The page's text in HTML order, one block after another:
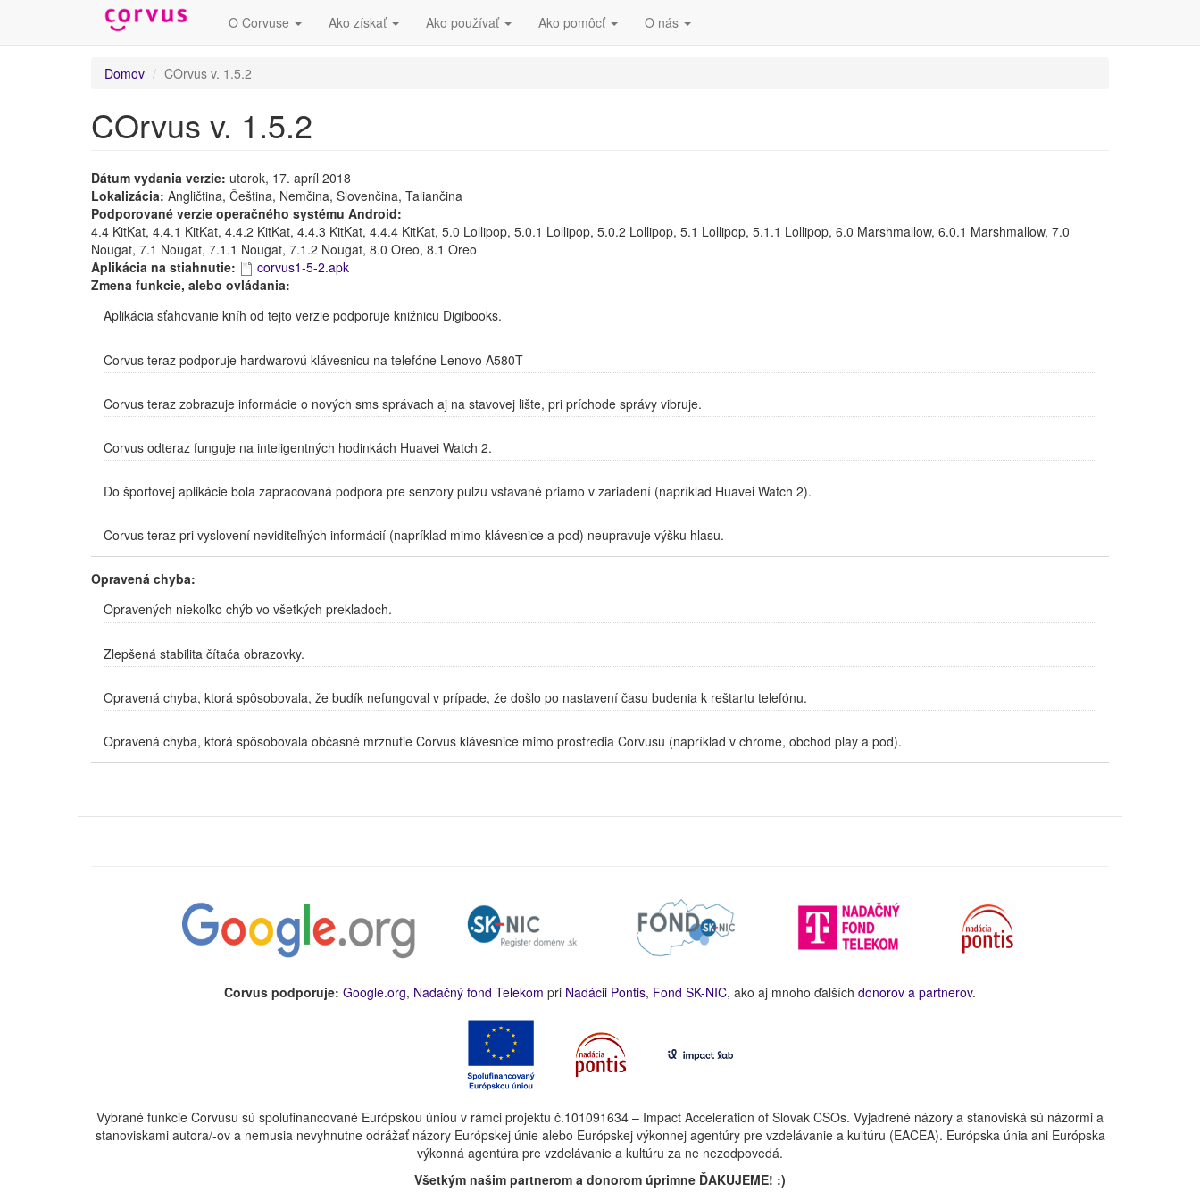
O Corvuse Ako získať Ako používať Ako pomôcť O nás
Domov COrvus v. 1.5.2
COrvus v. 1.5.2
Dátum vydania verzie: utorok, 17. apríl 2018
Lokalizácia: Angličtina, Čeština, Nemčina, Slovenčina, Taliančina
Podporované verzie operačného systému Android:
4.4 KitKat, 4.4.1 KitKat, 4.4.2 KitKat, 4.4.3 KitKat, 4.4.4 KitKat, 5.0 Lollipop, 5.0.1 Lollipop, 5.0.2 Lollipop, 5.1 Lollipop, 5.1.1 Lollipop, 6.0 Marshmallow, 6.0.1 Marshmallow, 7.0
Nougat, 7.1 Nougat, 7.1.1 Nougat, 7.1.2 Nougat, 8.0 Oreo, 8.1 Oreo
Aplikácia na stiahnutie:
corvus1-5-2.apk
Zmena funkcie, alebo ovládania:
Aplikácia sťahovanie kníh od tejto verzie podporuje knižnicu Digibooks.
Corvus teraz podporuje hardwarovú klávesnicu na telefóne Lenovo A580T
Corvus teraz zobrazuje informácie o nových sms správach aj na stavovej lište, pri príchode správy vibruje.
Corvus odteraz funguje na inteligentných hodinkách Huavei Watch 2.
Do športovej aplikácie bola zapracovaná podpora pre senzory pulzu vstavané priamo v zariadení (napríklad Huavei Watch 2).
Corvus teraz pri vyslovení neviditeľných informácií (napríklad mimo klávesnice a pod) neupravuje výšku hlasu.
Opravená chyba:
Opravených niekoľko chýb vo všetkých prekladoch.
Zlepšená stabilita čítača obrazovky.
Opravená chyba, ktorá spôsobovala, že budík nefungoval v prípade, že došlo po nastavení času budenia k reštartu telefónu.
Opravená chyba, ktorá spôsobovala občasné mrznutie Corvus klávesnice mimo prostredia Corvusu (napríklad v chrome, obchod play a pod).
Corvus podporuje: Google.org, Nadačný fond Telekom pri Nadácii Pontis, Fond SK-NIC, ako aj mnoho ďalších donorov a partnerov.
Vybrané funkcie Corvusu sú spolufinancované Európskou úniou v rámci projektu č.101091634 – Impact Acceleration of Slovak CSOs. Vyjadrené názory a stanoviská sú názormi a
stanoviskami autora/-ov a nemusia nevyhnutne odrážať názory Európskej únie alebo Európskej výkonnej agentúry pre vzdelávanie a kultúru (EACEA). Európska únia ani Európska
výkonná agentúra pre vzdelávanie a kultúru za ne nezodpovedá.
Všetkým našim partnerom a donorom úprimne ĎAKUJEME! :)